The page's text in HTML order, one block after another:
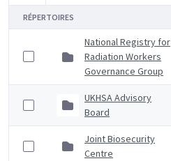
RÉPERTOIRES
National Registry for
Radiation Workers
Governance Group
UKHSA Advisory
Board
Joint Biosecurity
Centre